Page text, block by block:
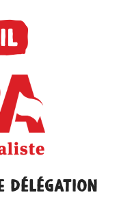
délégation